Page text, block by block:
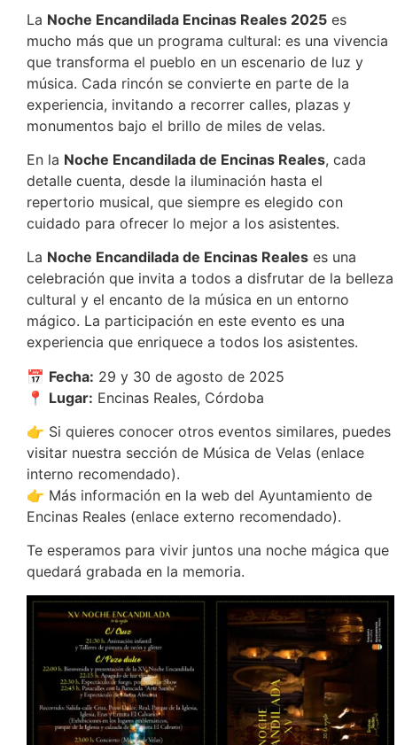
La Noche Encandilada Encinas Reales 2025 es
mucho más que un programa cultural: es una vivencia
que transforma el pueblo en un escenario de luz y
música. Cada rincón se convierte en parte de la
experiencia, invitando a recorrer calles, plazas y
monumentos bajo el brillo de miles de velas.
En la Noche Encandilada de Encinas Reales, cada
detalle cuenta, desde la iluminación hasta el
repertorio musical, que siempre es elegido con
cuidado para ofrecer lo mejor a los asistentes.
La Noche Encandilada de Encinas Reales es una
celebración que invita a todos a disfrutar de la belleza
cultural y el encanto de la música en un entorno
mágico. La participación en este evento es una
experiencia que enriquece a todos los asistentes.
📅 Fecha: 29 y 30 de agosto de 2025
📍 Lugar: Encinas Reales, Córdoba
👉 Si quieres conocer otros eventos similares, puedes
visitar nuestra sección de Música de Velas (enlace
interno recomendado).
👉 Más información en la web del Ayuntamiento de
Encinas Reales (enlace externo recomendado).
Te esperamos para vivir juntos una noche mágica que
quedará grabada en la memoria.